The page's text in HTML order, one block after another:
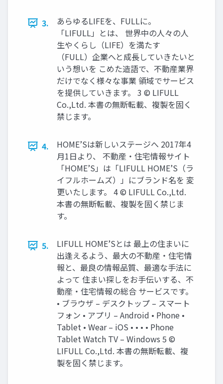
3.
あらゆるLIFEを、FULLに。
「LIFULL」とは、 世界中の人々の人
生やくらし（LIFE）を満たす
（FULL）企業へと成長していきたいと
いう想いを こめた造語で、不動産業界
だけでなく様々な事業 領域でサービス
を提供していきます。 3 © LIFULL
Co.,Ltd. 本書の無断転載、複製を固く
禁じます。
4.
HOME’Sは新しいステージへ 2017年4
月1日より、 不動産・住宅情報サイト
「HOME’S」は「LIFULL HOME’S（ラ
イフルホームズ）」にブランド名を 変
更いたします。 4 © LIFULL Co.,Ltd.
本書の無断転載、複製を固く禁じま
す。
5.
LIFULL HOME’Sとは 最上の住まいに
出逢えるよう、最大の不動産・住宅情
報と、最良の情報品質、最適な手法に
よって 住まい探しをお手伝いする、不
動産・住宅情報の総合 サービスです。
• ブラウザ – デスクトップ – スマート
フォン • アプリ – Android • Phone •
Tablet • Wear – iOS • • • • Phone
Tablet Watch TV – Windows 5 ©
LIFULL Co.,Ltd. 本書の無断転載、複
製を固く禁じます。